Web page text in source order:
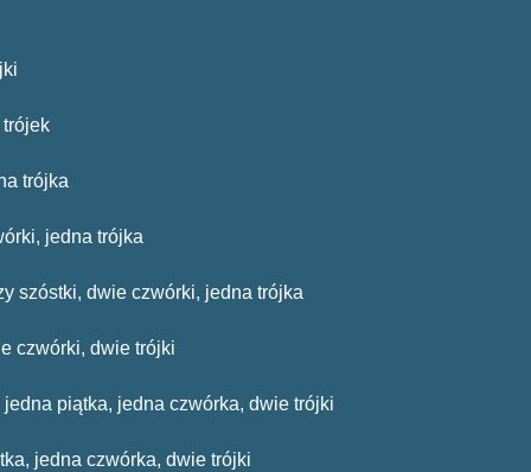
trójka
jedna trójka
szóstki, dwie czwórki, jedna trójka
czwórki, dwie trójki
piątka, jedna czwórka, dwie trójki
jedna czwórka, dwie trójki